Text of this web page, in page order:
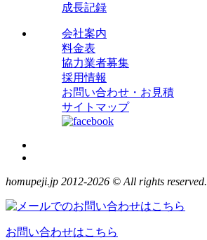
成長記録
会社案内
料金表
協力業者募集
採用情報
お問い合わせ・お見積
サイトマップ
homupeji.jp 2012-2026 © All rights reserved.
お問い合わせはこちら